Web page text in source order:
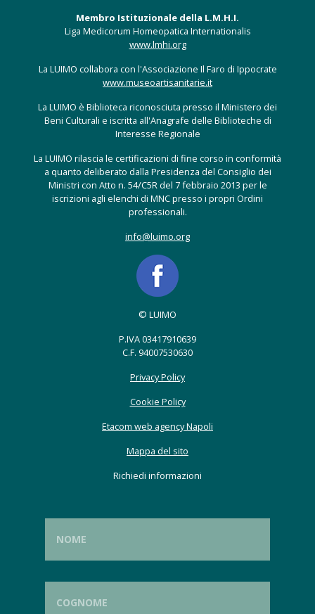
Membro Istituzionale della L.M.H.I.
Liga Medicorum Homeopatica Internationalis
www.lmhi.org
La LUIMO collabora con l'Associazione Il Faro di Ippocrate
www.museoartisanitarie.it
La LUIMO è Biblioteca riconosciuta presso il Ministero dei
Beni Culturali e iscritta all'Anagrafe delle Biblioteche di
Interesse Regionale
La LUIMO rilascia le certificazioni di fine corso in conformità
a quanto deliberato dalla Presidenza del Consiglio dei
Ministri con Atto n. 54/C5R del 7 febbraio 2013 per le
iscrizioni agli elenchi di MNC presso i propri Ordini
professionali.
info@luimo.org
© LUIMO
P.IVA 03417910639
C.F. 94007530630
Privacy Policy
Cookie Policy
Etacom web agency Napoli
Mappa del sito
Richiedi informazioni